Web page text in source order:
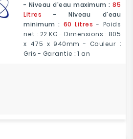
- Niveau d'eau maximum : 85
Litres - Niveau d'eau
minimum : 60 Litres - Poids
net : 22 KG - Dimensions : 805
x 475 x 940mm - Couleur :
Gris - Garantie : 1 an